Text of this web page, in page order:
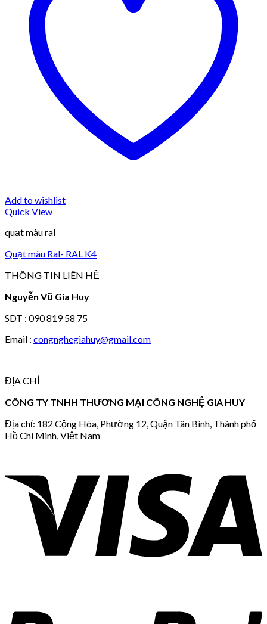
Add to wishlist
Quick View
quạt màu ral
Quạt màu Ral- RAL K4
THÔNG TIN LIÊN HỆ
Nguyễn Vũ Gia Huy
SDT : 090 819 58 75
Email : congnghegiahuy@gmail.com
ĐỊA CHỈ
CÔNG TY TNHH THƯƠNG MẠI CÔNG NGHỆ GIA HUY
Địa chỉ: 182 Cộng Hòa, Phường 12, Quận Tân Bình, Thành phố
Hồ Chí Minh, Việt Nam